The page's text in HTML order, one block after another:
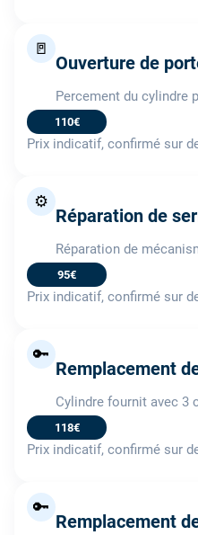
🚪
Ouverture de
Percement du cylindre
110€
Prix indicatif, confirmé sur
⚙️
Réparation de
Réparation de
95€
Prix indicatif, confirmé sur
🔑
Remplacement
Cylindre fournit avec 3
118€
Prix indicatif, confirmé sur
🔑
Remplacement